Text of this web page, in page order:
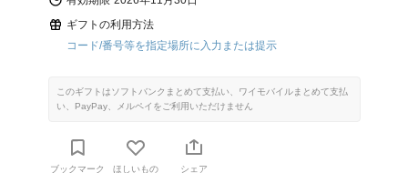
ギフトの利用方法
コード/番号等を指定場所に入力または提示
このギフトはソフトバンクまとめて支払い、ワイモバイルまとめて支払
い、PayPay、メルペイをご利用いただけません
ブックマーク ほしいもの シェア